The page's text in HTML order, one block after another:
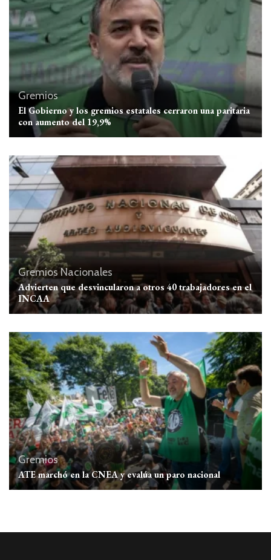
Gremios
El Gobierno y los gremios estatales cerraron una paritaria
con aumento del 19,9%
GremiosNacionales
Advierten que desvincularon a otros 40 trabajadores en el
INCAA
Gremios
ATE marchó en la CNEA y evalúa un paro nacional